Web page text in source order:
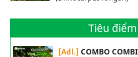
Tiêu điểm
[Adl.] COMBO